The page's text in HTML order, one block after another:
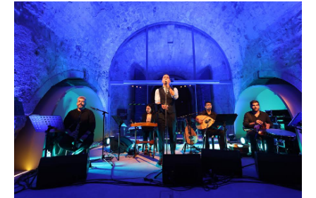
Απόψεις
Τεχνολογία
Υγεία
Πολιτισμός
Αθλητικά
Βίντεο
Συνταγές